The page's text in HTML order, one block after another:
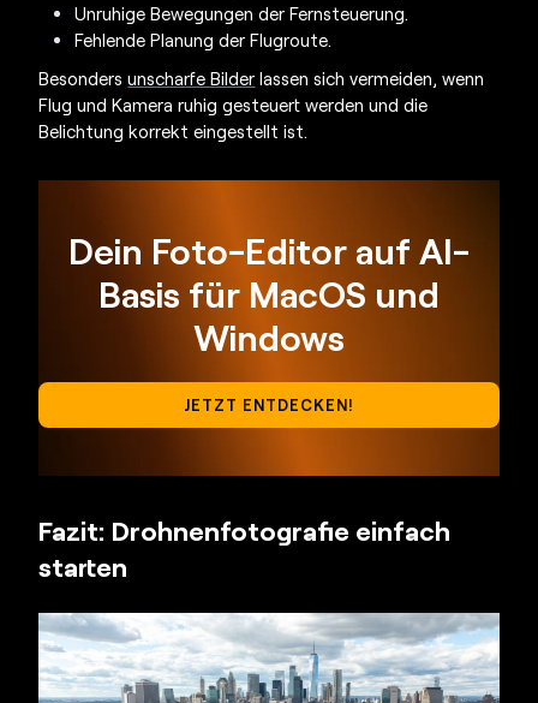
Unruhige Bewegungen der Fernsteuerung.
Fehlende Planung der Flugroute.
Besondersunscharfe Bilder lassen sich vermeiden, wenn
Flug und Kamera ruhig gesteuert werden und die
Belichtung korrekt eingestellt ist.
Dein Foto-Editor auf AI-
Basis für MacOS und
Windows
JETZT ENTDECKEN!
Fazit: Drohnenfotografie einfach
starten